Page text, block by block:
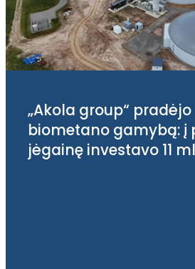
„Akola group“ pradėjo
biometano gamybą: į
jėgainę investavo 11